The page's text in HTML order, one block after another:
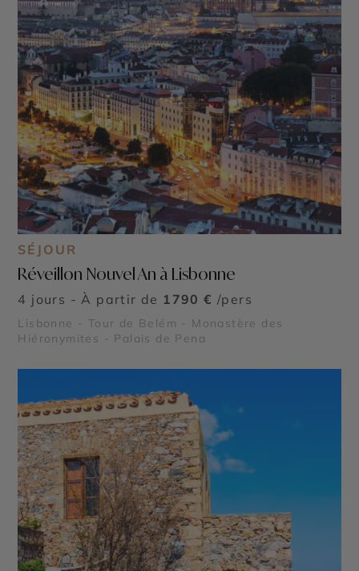
SÉJOUR
Réveillon Nouvel An à Lisbonne
4 jours - À partir de 1790 € /pers
Lisbonne - Tour de Belém - Monastère des
Hiéronymites - Palais de Pena